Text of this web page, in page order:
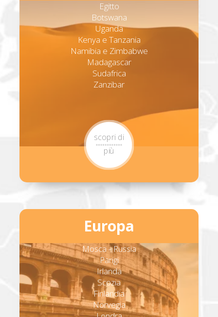
Egitto
Botswana
Uganda
Kenya e Tanzania
Namibia e Zimbabwe
Madagascar
Sudafrica
Zanzibar
scopri di
più
Europa
Mosca - Russia
Parigi
Irlanda
Scozia
Finlandia
Norvegia